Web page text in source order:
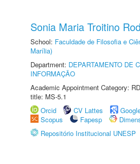
Sonia Maria Troitino
School: Faculdade de Filosofia e
Marília)
Department: DEPARTAMENTO DE
INFORMAÇÃO
Academic Appointment Category:
title: MS-5.1
Orcid
CV Lattes
Scopus
Fapesp
Repositório Institucional UNESP